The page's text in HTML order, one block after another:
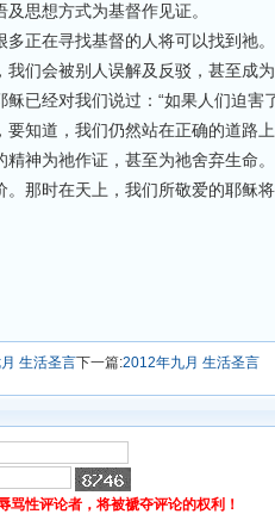
及思想方式为基督作见证。
多正在寻找基督的人将可以找到祂。
我们会被别人误解及反驳，甚至成
稣已经对我们说过：“如果人们迫害
要知道，我们仍然站在正确的道路
精神为祂作证，甚至为祂舍弃生命
。那时在天上，我们所敬爱的耶稣
生活圣言下一篇:2012年九月 生活圣言
骂性评论者，将被褫夺评论的权利！